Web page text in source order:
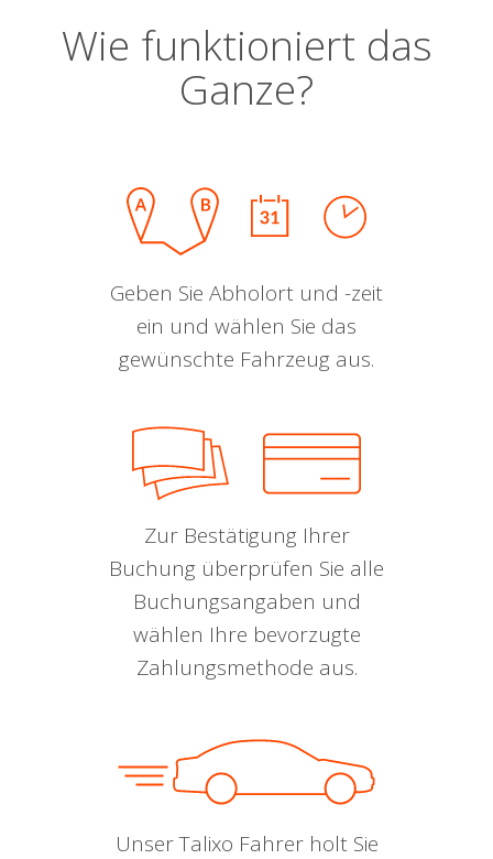
Wie funktioniert das
Ganze?
Geben Sie Abholort und -zeit
ein und wählen Sie das
gewünschte Fahrzeug aus.
Zur Bestätigung Ihrer
Buchung überprüfen Sie alle
Buchungsangaben und
wählen Ihre bevorzugte
Zahlungsmethode aus.
Unser Talixo Fahrer holt Sie